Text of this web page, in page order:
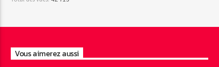
Vous aimerez aussi